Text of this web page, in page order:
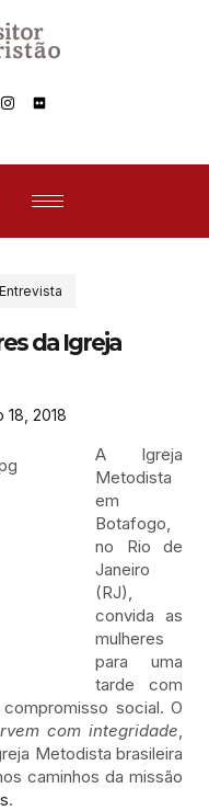
Entrevista
da Igreja
18, 2018
A Igreja
Metodista
em
Botafogo,
no Rio de
Janeiro
(RJ),
convida as
mulheres
para uma
tarde com
social. O
com integridade
Metodista brasileira
caminhos da missão
.